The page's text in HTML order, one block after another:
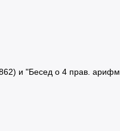
и "Бесед о 4 прав.